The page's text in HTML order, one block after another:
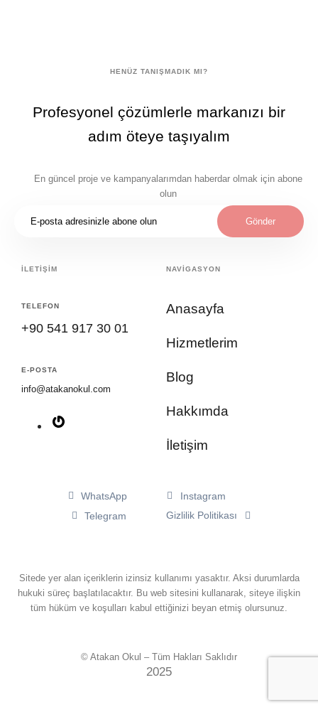
HENÜZ TANIŞMADIK MI?
Profesyonel çözümlerle markanızı bir
adım öteye taşıyalım
En güncel proje ve kampanyalarımdan haberdar olmak için abone
olun
Gönder
İLETİŞİM
TELEFON
+90 541 917 30 01
E-POSTA
info@atakanokul.com
NAVİGASYON
Anasayfa
Hizmetlerim
Blog
Hakkımda
İletişim
WhatsApp
Instagram
Telegram
Gizlilik Politikası
Sitede yer alan içeriklerin izinsiz kullanımı yasaktır. Aksi durumlarda
hukuki süreç başlatılacaktır. Bu web sitesini kullanarak, siteye ilişkin
tüm hüküm ve koşulları kabul ettiğinizi beyan etmiş olursunuz.
© Atakan Okul – Tüm Hakları Saklıdır
2025